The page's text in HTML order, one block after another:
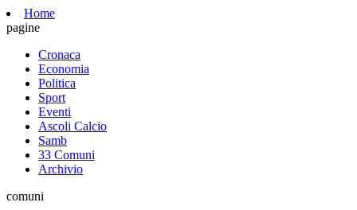
Home
pagine
Cronaca
Economia
Politica
Sport
Eventi
Ascoli Calcio
Samb
33 Comuni
Archivio
comuni